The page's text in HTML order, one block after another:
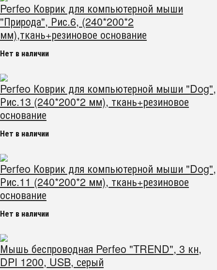
Perfeo Коврик для компьютерной мыши
"Природа", Рис.6, (240*200*2
мм),ткань+резиновое основание
Нет в наличии
Perfeo Коврик для компьютерной мыши "Dog",
Рис.13 (240*200*2 мм), ткань+резиновое
основание
Нет в наличии
Perfeo Коврик для компьютерной мыши "Dog",
Рис.11 (240*200*2 мм), ткань+резиновое
основание
Нет в наличии
Мышь беспроводная Perfeo "TREND", 3 кн,
DPI 1200, USB, серый